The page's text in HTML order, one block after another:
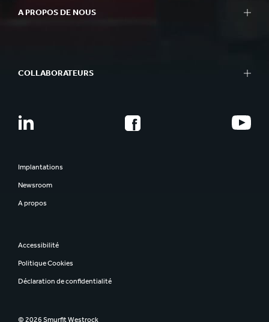
A PROPOS DE NOUS
COLLABORATEURS
Implantations
Newsroom
A propos
Accessibilité
Politique Cookies
Déclaration de confidentialité
© 2026 Smurfit Westrock